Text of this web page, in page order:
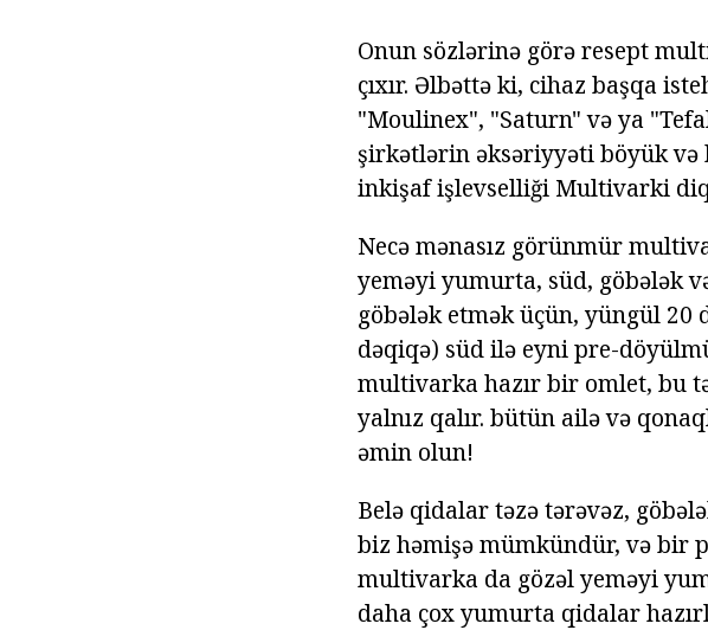
Onun sözlərinə görə resept
çıxır. Əlbəttə ki, cihaz başqa
"Moulinex", "Saturn" və ya
şirkətlərin əksəriyyəti böyük və
inkişaf işlevselliği Multivarki
Necə mənasız görünmür
yeməyi yumurta, süd, göbələk
göbələk etmək üçün, yüngül
dəqiqə) süd ilə eyni pre-
multivarka hazır bir omlet, bu
yalnız qalır. bütün ailə və
əmin olun!
Belə qidalar təzə tərəvəz,
biz həmişə mümkündür, və bir
multivarka da gözəl yeməyi
daha çox yumurta qidalar